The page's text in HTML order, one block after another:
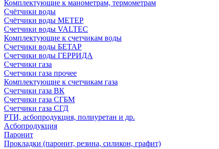
Комплектующие к манометрам, термометрам
Счётчики воды
Счётчики воды МЕТЕР
Счетчики воды VALTEC
Комплектующие к счетчикам воды
Счетчики воды БЕТАР
Счетчики воды ГЕРРИДА
Счетчики газа
Счетчики газа прочее
Комплектующие к счетчикам газа
Счетчики газа ВК
Счетчики газа СГБМ
Счетчики газа СГД
РТИ, асбопродукция, полиуретан и др.
Асбопродукция
Паронит
Прокладки (паронит, резина, силикон, графит)